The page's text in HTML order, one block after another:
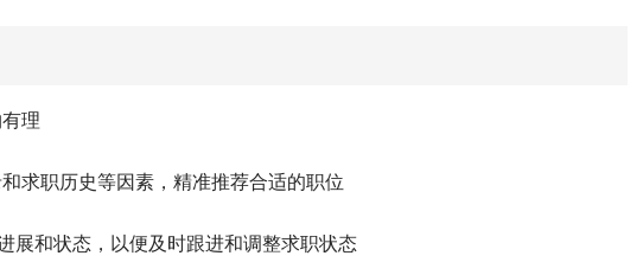
理
求职历史等因素，精准推荐合适的职位
展和状态，以便及时跟进和调整求职状态